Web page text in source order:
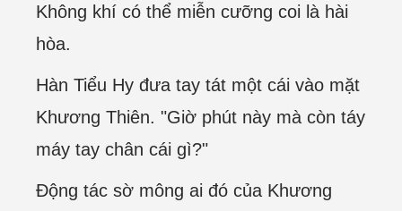
Không khí có thể miễn cưỡng coi là hài
hòa.
Hàn Tiểu Hy đưa tay tát một cái vào mặt
Khương Thiên. "Giờ phút này mà còn táy
máy tay chân cái gì?"
Động tác sờ mông ai đó của Khương